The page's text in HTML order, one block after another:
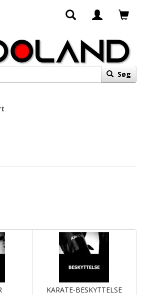
Søg
KARATE-BESKYTTELSE